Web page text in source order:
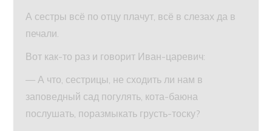
А сестры всё по отцу плачут, всё в слезах да в
печали.
Вот как-то раз и говорит Иван-царевич:
— А что, сестрицы, не сходить ли нам в
заповедный сад погулять, кота-баюна
послушать, поразмыкать грусть-тоску?